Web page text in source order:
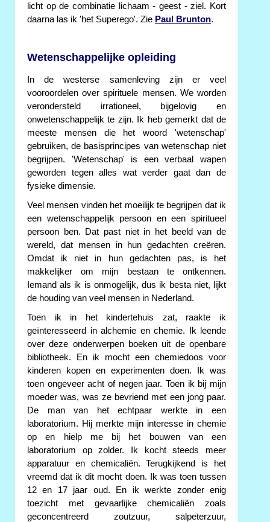
licht op de combinatie lichaam - geest - ziel. Kort
daarna las ik 'het Superego'. Zie Paul Brunton.
Wetenschappelijke opleiding
In de westerse samenleving zijn er veel
vooroordelen over spirituele mensen. We worden
verondersteld irrationeel, bijgelovig en
onwetenschappelijk te zijn. Ik heb gemerkt dat de
meeste mensen die het woord 'wetenschap'
gebruiken, de basisprincipes van wetenschap niet
begrijpen. 'Wetenschap' is een verbaal wapen
geworden tegen alles wat verder gaat dan de
fysieke dimensie.
Veel mensen vinden het moeilijk te begrijpen dat ik
een wetenschappelijk persoon en een spiritueel
persoon ben. Dat past niet in het beeld van de
wereld, dat mensen in hun gedachten creëren.
Omdat ik niet in hun gedachten pas, is het
makkelijker om mijn bestaan te ontkennen.
Iemand als ik is onmogelijk, dus ik besta niet, lijkt
de houding van veel mensen in Nederland.
Toen ik in het kindertehuis zat, raakte ik
geïnteresseerd in alchemie en chemie. Ik leende
over deze onderwerpen boeken uit de openbare
bibliotheek. En ik mocht een chemiedoos voor
kinderen kopen en experimenten doen. Ik was
toen ongeveer acht of negen jaar. Toen ik bij mijn
moeder was, was ze bevriend met een jong paar.
De man van het echtpaar werkte in een
laboratorium. Hij merkte mijn interesse in chemie
op en hielp me bij het bouwen van een
laboratorium op zolder. Ik kocht steeds meer
apparatuur en chemicaliën. Terugkijkend is het
vreemd dat ik dit mocht doen. Ik was toen tussen
12 en 17 jaar oud. En ik werkte zonder enig
toezicht met gevaarlijke chemicaliën zoals
geconcentreerd zoutzuur, salpeterzuur,